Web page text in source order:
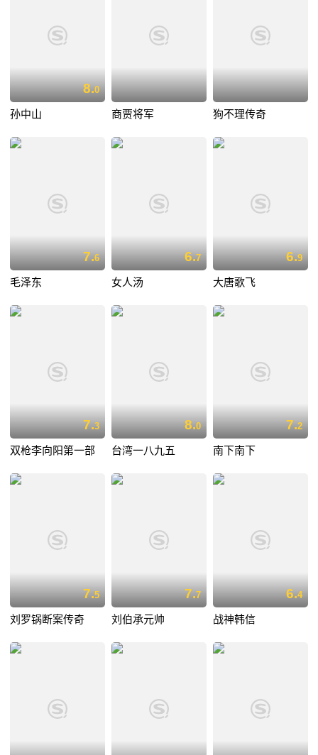
8.0
孙中山 商贾将军 狗不理传奇
7.6
毛泽东
6.7
女人汤
6.9
大唐歌飞
7.3
双枪李向阳第一部
8.0
台湾一八九五
7.2
南下南下
7.5
刘罗锅断案传奇
7.7
刘伯承元帅
6.4
战神韩信